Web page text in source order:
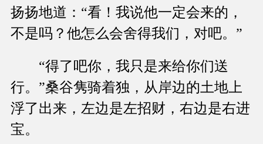
扬扬地道：“看！我说他一定会来的，
不是吗？他怎么会舍得我们，对吧。”
“得了吧你，我只是来给你们送
行。”桑谷隽骑着独，从岸边的土地上
浮了出来，左边是左招财，右边是右进
宝。